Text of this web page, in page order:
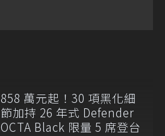
858 萬元起！30 項黑化細
節加持 26 年式 Defender
OCTA Black 限量 5 席登台